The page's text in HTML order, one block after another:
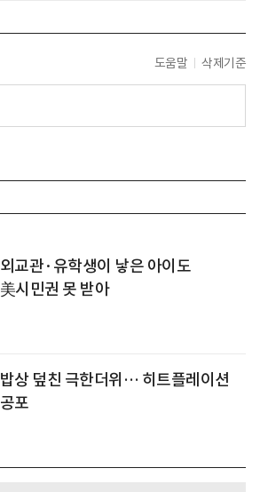
도움말 삭제기준
외교관·유학생이 낳은 아이도
美시민권 못 받아
밥상 덮친 극한더위… 히트플레이션
공포